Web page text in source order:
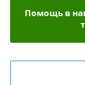
Помощь в